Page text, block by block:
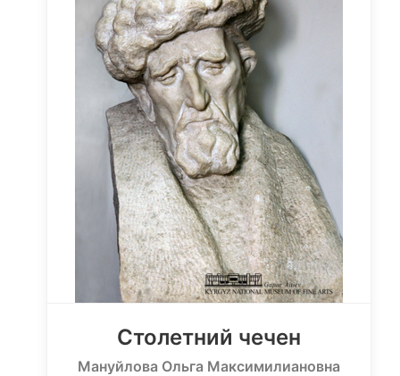
Столетний чечен
Мануйлова Ольга Максимилиановна